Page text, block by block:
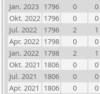
Jan. 2023 1796 0
0
Okt. 2022 1796 0
0
Jul. 2022
1796 2
1
Apr. 2022 1798 0
0
Jan. 2022 1798 2
1
Okt. 2021 1806 0
0
Jul. 2021
1806 0
0
Apr. 2021 1806 0
0